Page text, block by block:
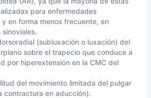
para enfermedades
en forma menos frecuente, en
(subluxación o luxación) del
sobre el trapecio que conduce a
por hiperextensión en la CMC del
del movimiento limitada del pulgar
contractura en aducción).